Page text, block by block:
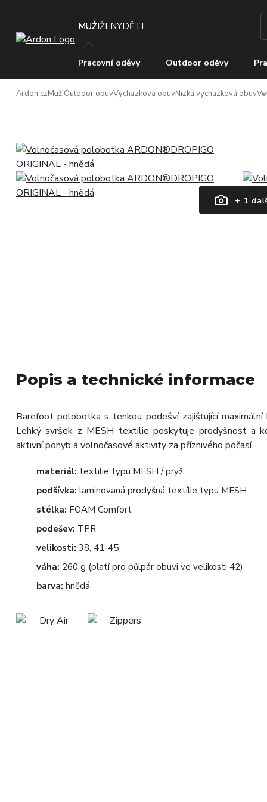
MUŽIŽENYDĚTI
Pracovní oděvy Outdoor oděvy
Ardon.czMužiOutdoor obuvVycházková obuvNízká vycházková obuv
+ 1
Popis a technické informace
Barefoot polobotka s tenkou podešví zajišťující
Lehký svršek z MESH textilie poskytuje prodyšnost a
aktivní pohyb a volnočasové aktivity za příznivého počasí.
materiál: textilie typu MESH / pryž
podšívka: laminovaná prodyšná textílie typu MESH
stélka: FOAM Comfort
podešev: TPR
velikosti: 38, 41-45
váha: 260 g (platí pro půlpár obuvi ve velikosti 42)
barva: hnědá